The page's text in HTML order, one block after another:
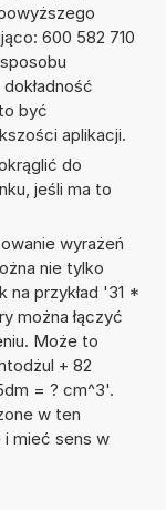
600 582 710
być
aplikacji.
do
jeśli ma to
wyrażeń
nie tylko
na przykład '31 *
można łączyć
Może to
+ 82
= ? cm^3'.
w ten
mieć sens w